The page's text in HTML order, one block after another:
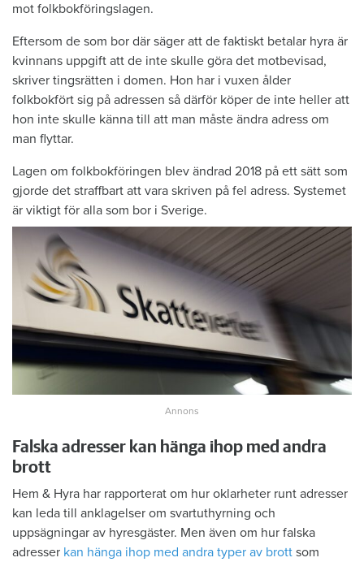
mot folkbokföringslagen.
Eftersom de som bor där säger att de faktiskt betalar hyra är
kvinnans uppgift att de inte skulle göra det motbevisad,
skriver tingsrätten i domen. Hon har i vuxen ålder
folkbokfört sig på adressen så därför köper de inte heller att
hon inte skulle känna till att man måste ändra adress om
man flyttar.
Lagen om folkbokföringen blev ändrad 2018 på ett sätt som
gjorde det straffbart att vara skriven på fel adress. Systemet
är viktigt för alla som bor i Sverige.
Falska adresser kan hänga ihop med andra
brott
Hem & Hyra har rapporterat om hur oklarheter runt adresser
kan leda till anklagelser om svartuthyrning och
uppsägningar av hyresgäster. Men även om hur falska
adresser kan hänga ihop med andra typer av brott som